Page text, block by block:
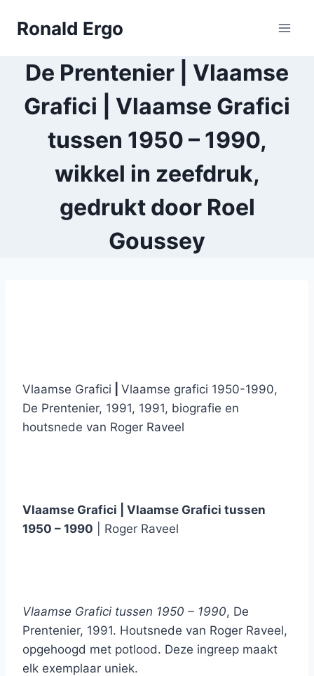
naarRonald Ergo
De Prentenier | Vlaamse
Grafici | Vlaamse Grafici
tussen 1950 – 1990,
wikkel in zeefdruk,
gedrukt door Roel
Goussey
Vlaamse Grafici
Vlaamse grafici 1950-1990,
De Prentenier, 1991, 1991, biografie en
houtsnede van Roger Raveel
Vlaamse Grafici | Vlaamse Grafici tussen
1950 – 1990 | Roger Raveel
Vlaamse Grafici tussen 1950 – 1990, De
Prentenier, 1991. Houtsnede van Roger Raveel,
opgehoogd met potlood. Deze ingreep maakt
elk exemplaar uniek.